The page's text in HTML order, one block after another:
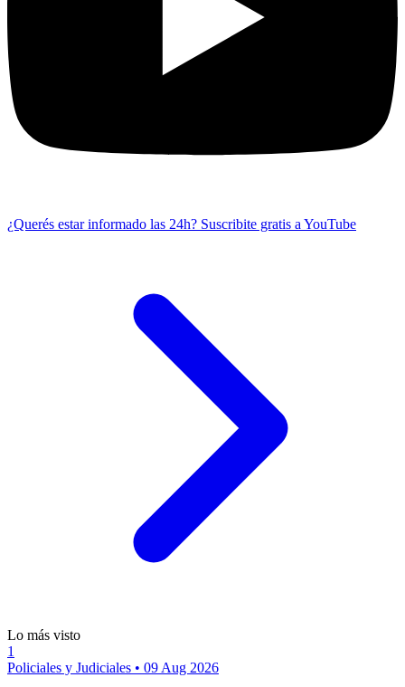
¿Querés estar informado las 24h? Suscribite gratis a YouTube
Lo más visto
1
Policiales y Judiciales • 09 Aug 2026